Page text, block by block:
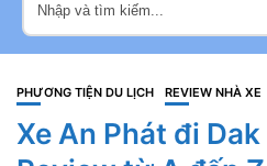
PHƯƠNG TIỆN DU LỊCH REVIEW NHÀ XE
Xe An Phát đi